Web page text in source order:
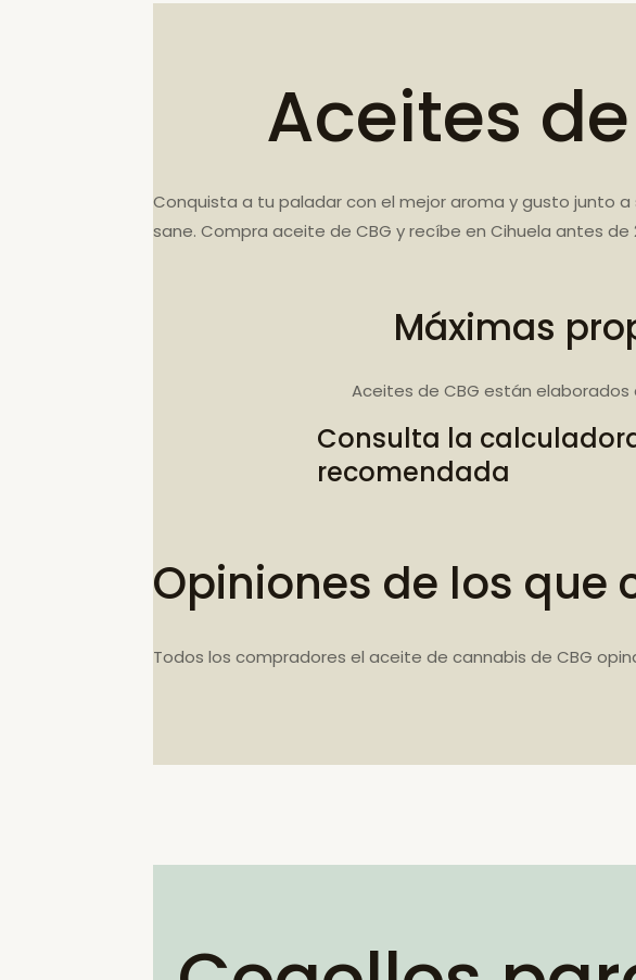
Aceites
Conquista a tu paladar con el mejor aroma y gusto junto
sane. Compra aceite de CBG y recíbe en Cihuela antes
Máximas
Aceites de CBG están
Consulta la
recomendada
Opiniones de los que
Todos los compradores el aceite de cannabis de CBG